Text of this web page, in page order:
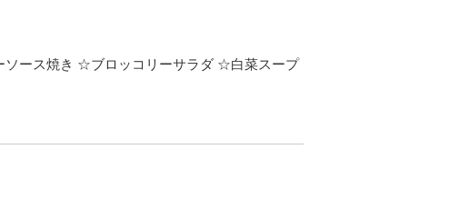
ース焼き ☆ブロッコリーサラダ ☆白菜スープ